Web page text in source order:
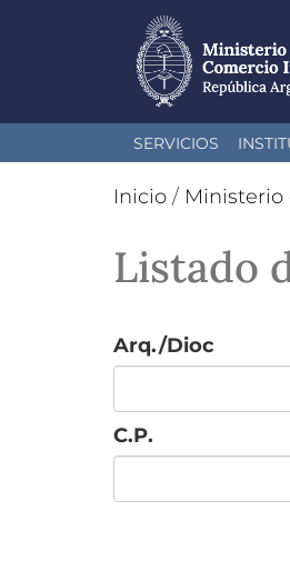
al
SERVICIOS
Inicio / Ministerio
Listado
Arq./Dioc
C.P.